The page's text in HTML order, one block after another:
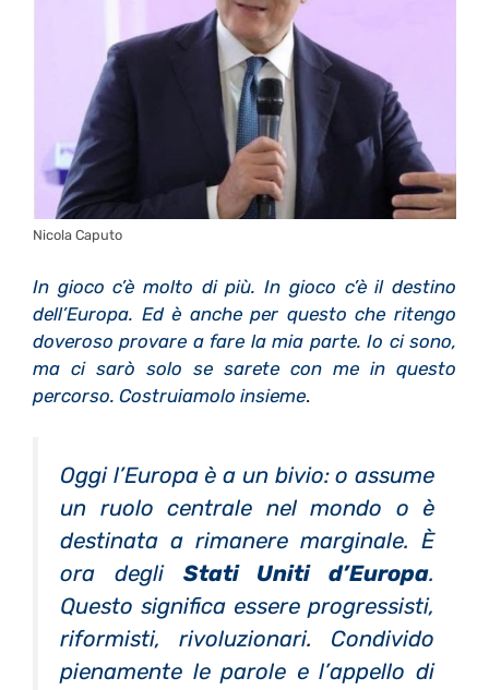
Nicola Caputo
In gioco c’è molto di più. In gioco c’è il destino
dell’Europa. Ed è anche per questo che ritengo
doveroso provare a fare la mia parte.Io ci sono,
ma ci sarò solo se sarete con me in questo
percorso. Costruiamolo insieme.
Oggi l’Europa è a un bivio: o assume
un ruolo centrale nel mondo o è
destinata a rimanere marginale. È
ora degli Stati Uniti d’Europa.
Questo significa essere progressisti,
riformisti, rivoluzionari. Condivido
pienamente le parole e l’appello di